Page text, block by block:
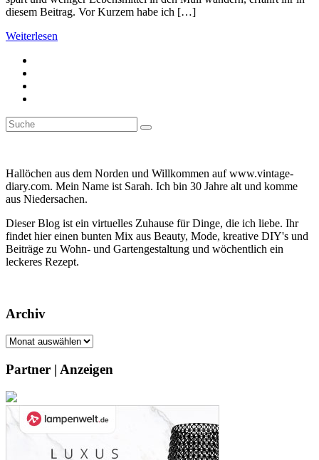
diesem Beitrag. Vor Kurzem habe ich […]
Weiterlesen
Suche
nach:
Suche
Hallöchen aus dem Norden und Willkommen auf www.vintage-
diary.com. Mein Name ist Sarah. Ich bin 30 Jahre alt und komme
aus Niedersachen.
Dieser Blog ist ein virtuelles Zuhause für Dinge, die ich liebe. Ihr
findet hier einen bunten Mix aus Beauty, Mode, kreative DIY's und
Beiträge zu Wohn- und Gartengestaltung und wöchentlich ein
leckeres Rezept.
Archiv
Archiv
Partner | Anzeigen